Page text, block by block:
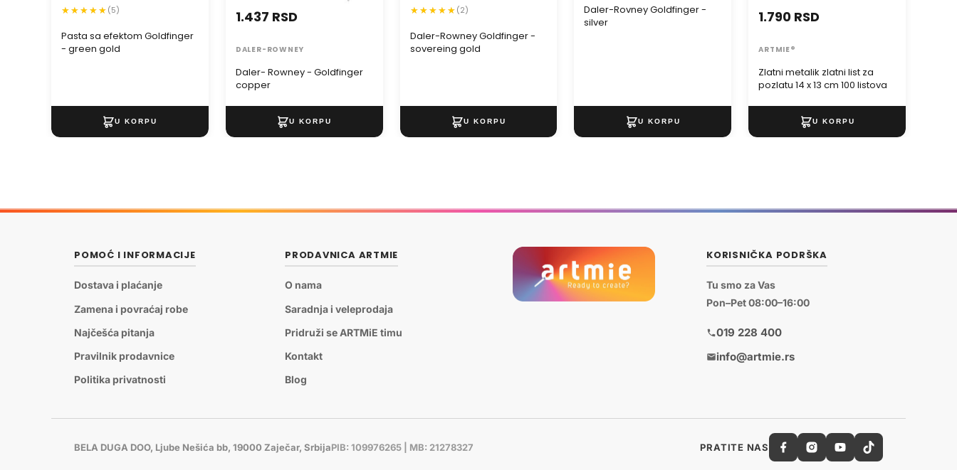
Pasta sa efektom Goldfinger
- green gold
(5)
Daler- Rowney - Goldfinger
copper
1.437 RSD
DALER-ROWNEY
Daler-Rowney Goldfinger -
sovereing gold
(2)
Daler-Rovney Goldfinger -
silver
Zlatni metalik zlatni list za
pozlatu 14 x 13 cm 100 listova
1.790 RSD
ARTMIE®
POMOĆ I INFORMACIJE
Dostava i plaćanje
Zamena i povraćaj robe
Najčešća pitanja
Pravilnik prodavnice
Politika privatnosti
PRODAVNICA ARTMIE
O nama
Saradnja i veleprodaja
Pridruži se ARTMiE timu
Kontakt
Blog
KORISNIČKA PODRŠKA
Tu smo za Vas
Pon–Pet 08:00–16:00
019 228 400
info@artmie.rs
BELA DUGA DOO, Ljube Nešića bb, 19000 Zaječar, SrbijaPIB: 109976265 | MB: 21278327 PRATITE NAS